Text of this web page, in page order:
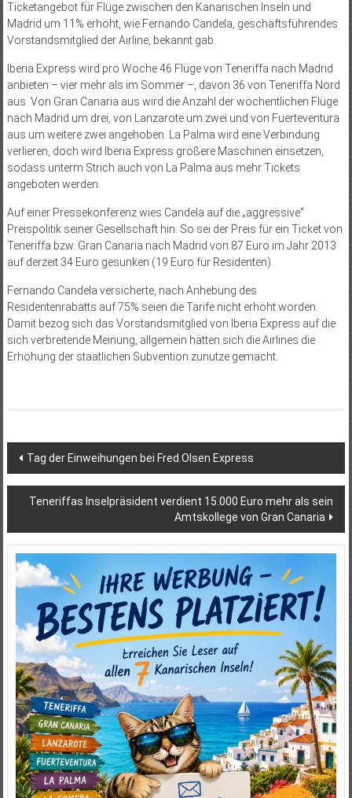
Ticketangebot für Flüge zwischen den Kanarischen Inseln und
Madrid um 11% erhöht, wie Fernando Candela, geschäftsführendes
Vorstandsmitglied der Airline, bekannt gab.
Iberia Express wird pro Woche 46 Flüge von Teneriffa nach Madrid
anbieten – vier mehr als im Sommer –, davon 36 von Teneriffa Nord
aus. Von Gran Canaria aus wird die Anzahl der wöchentlichen Flüge
nach Madrid um drei, von Lanzarote um zwei und von Fuerteventura
aus um weitere zwei angehoben. La Palma wird eine Verbindung
verlieren, doch wird Iberia Express größere Maschinen einsetzen,
sodass unterm Strich auch von La Palma aus mehr Tickets
angeboten werden.
Auf einer Pressekonferenz wies Candela auf die „aggressive“
Preispolitik seiner Gesellschaft hin. So sei der Preis für ein Ticket von
Teneriffa bzw. Gran Canaria nach Madrid von 87 Euro im Jahr 2013
auf derzeit 34 Euro gesunken (19 Euro für Residenten).
Fernando Candela versicherte, nach Anhebung des
Residentenrabatts auf 75% seien die Tarife nicht erhöht worden.
Damit bezog sich das Vorstandsmitglied von Iberia Express auf die
sich verbreitende Meinung, allgemein hätten sich die Airlines die
Erhöhung der staatlichen Subvention zunutze gemacht.
Beitragsnavigation
Tag der Einweihungen bei Fred.Olsen Express
Teneriffas Inselpräsident verdient 15.000 Euro mehr als sein
Amtskollege von Gran Canaria